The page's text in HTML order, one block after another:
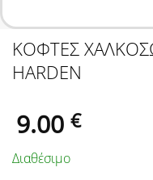
ΚΟΦΤΕΣ
HARDEN
9.00 €
Διαθέσιμο